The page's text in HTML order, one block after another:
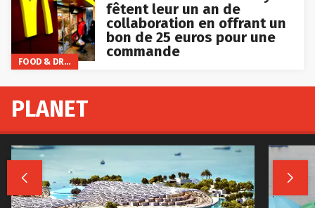
fêtent leur un an de
collaboration en offrant un
bon de 25 euros pour une
commande
PLANET
 